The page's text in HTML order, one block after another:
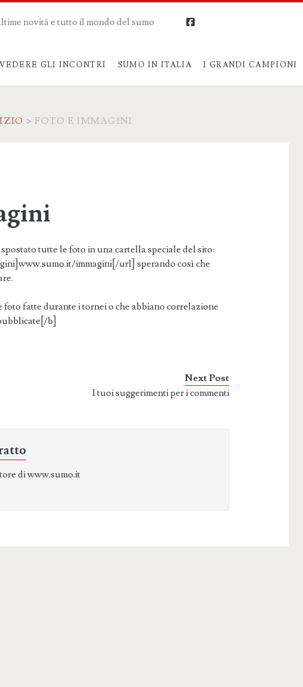
novità e tutto il mondo del sumo
VEDERE GLI INCONTRI SUMO IN ITALIA I GRANDI CAMPIONI
facebook
>FOTO E IMMAGINI
tutte le foto in una cartella speciale del sito:
immagini[/url] sperando così che
fatte durante i tornei o che abbiano correlazione
b]
Next Post
I tuoi suggerimenti per i commenti
di www.sumo.it